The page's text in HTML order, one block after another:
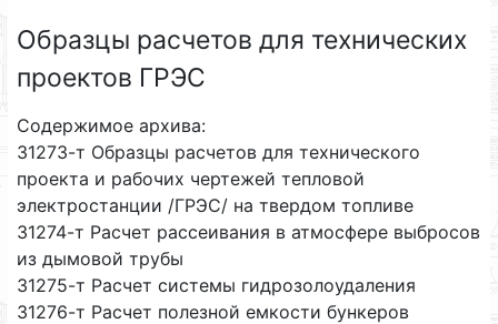
Образцы расчетов для технических
проектов ГРЭС
Содержимое архива:
31273-т Образцы расчетов для технического
проекта и рабочих чертежей тепловой
электростанции /ГРЭС/ на твердом топливе
31274-т Расчет рассеивания в атмосфере выбросов
из дымовой трубы
31275-т Расчет системы гидрозолоудаления
31276-т Расчет полезной емкости бункеров